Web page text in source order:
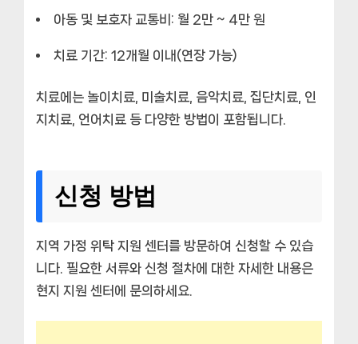
아동 및 보호자 교통비: 월 2만 ~ 4만 원
치료 기간: 12개월 이내(연장 가능)
치료에는 놀이치료, 미술치료, 음악치료, 집단치료, 인
지치료, 언어치료 등 다양한 방법이 포함됩니다.
신청 방법
지역 가정 위탁 지원 센터를 방문하여 신청할 수 있습
니다. 필요한 서류와 신청 절차에 대한 자세한 내용은
현지 지원 센터에 문의하세요.